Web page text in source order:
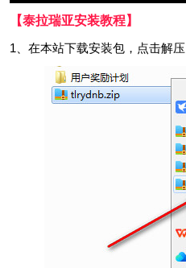
【泰拉瑞亚安装教程】
1、在本站下载安装包，点击解压